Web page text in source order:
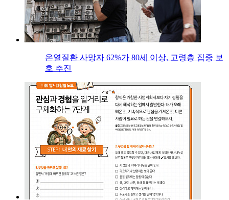
온열질환 사망자 62%가 80세 이상, 고령층 집중 보
호 추진